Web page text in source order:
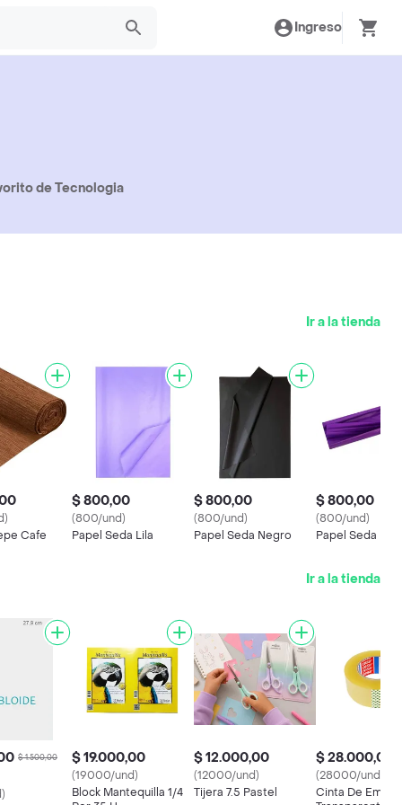
Ingreso
de Tecnologia
Ir a la tienda
Cafe
$ 800,00
(800/und)
Papel Seda Lila
$ 800,00
(800/und)
Papel Seda Negro
$ 800,00
(800/und)
Papel Seda
Ir a la tienda
$ 1.500,00 $ 19.000,00
(19000/und)
Block Mantequilla 1/4
$ 12.000,00
(12000/und)
Tijera 7.5 Pastel
$ 28.000,00
(28000/und)
Cinta De